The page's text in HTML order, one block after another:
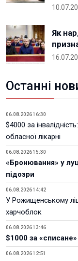
Як
Останні
06.08.2026 16:30
$4000 за
обласної лікарні
06.08.2026 15:30
«Бронювання» у
підозри
06.08.2026 14:42
У Рожищенському
харчоблок
06.08.2026 13:46
$1000 за
06.08.2026 12:51